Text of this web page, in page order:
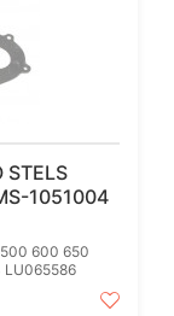
1051004
600 650
LU065586